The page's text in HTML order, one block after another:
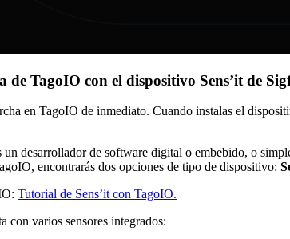
TagoIO con el dispositivo Sens’it de
en TagoIO de inmediato. Cuando instalas el
desarrollador de software digital o embebido, o
encontrarás dos opciones de tipo de dispositivo:
Tutorial de Sens’it con TagoIO.
con varios sensores integrados: